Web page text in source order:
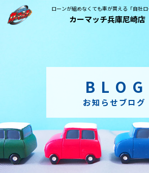
ローンが組めなくても車が買える「自社ロ
カーマッチ兵庫尼崎店
BLOG
お知らせブログ